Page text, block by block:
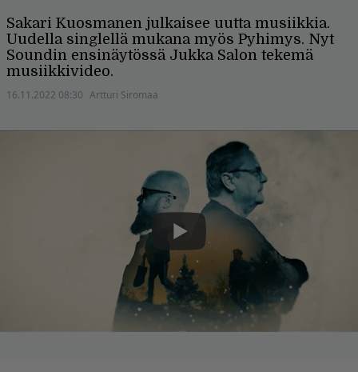
Sakari Kuosmanen julkaisee uutta musiikkia.
Uudella singlellä mukana myös Pyhimys. Nyt
Soundin ensinäytössä Jukka Salon tekemä
musiikkivideo.
16.11.2022 08:30 Artturi Siromaa